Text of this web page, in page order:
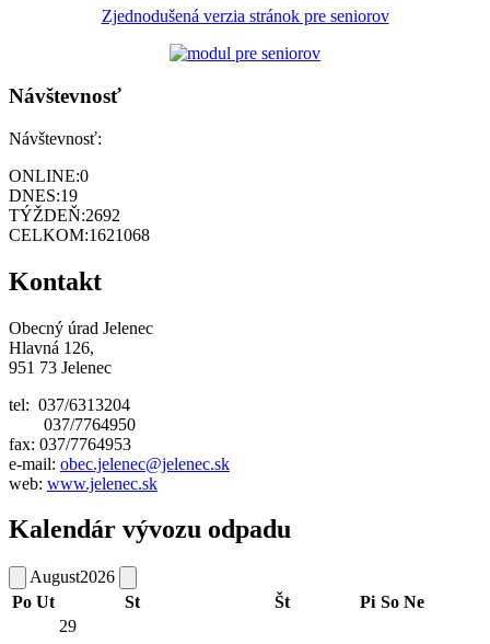
Zjednodušená verzia stránok pre seniorov
Návštevnosť
Návštevnosť:
ONLINE:0
DNES:19
TÝŽDEŇ:2692
CELKOM:1621068
Kontakt
Obecný úrad Jelenec
Hlavná 126,
951 73 Jelenec
tel: 037/6313204
037/7764950
fax: 037/7764953
e-mail: obec.jelenec@jelenec.sk
web: www.jelenec.sk
Kalendár vývozu odpadu
August2026
Po Ut St Št Pi So Ne
29